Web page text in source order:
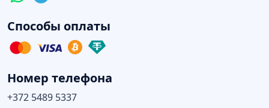
Способы оплаты
Номер телефона
+372 5489 5337